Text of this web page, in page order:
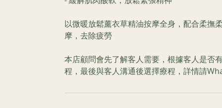
以微暖放鬆薰衣草精油按摩全身，配合柔撫
摩，去除疲勞
本店顧問會先了解客人需要，根據客人是否
程，最後與客人溝通後選擇療程，詳情請